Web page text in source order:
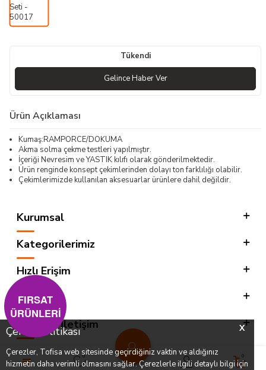
X
Çerez Politikası
Çerezler, Tofisa web sitesinde geçirdiğiniz vaktin ve aldığınız
hizmetin daha verimli olmasını sağlar. Çerezlerle ilgili detaylı bilgi için
0 0
Tükendi
Gelince Haber Ver
Ürün Açıklaması
Kumaş:RAMPORCE/DOKUMA
Akma solma çekme testleri yapılmıştır.
İçeriği Nevresim ve YASTIK kılıfı olarak gönderilmektedir.
Ürün renginde konsept çekimlerinden dolayı ton farklılığı olabilir.
Çekimlerimizde kullanılan aksesuarlar ürünlere dahil değildir.
Kurumsal
Kategorilerimiz
Hızlı Erişim
Sosyal
Adres & İletişim
FIRSAT
ÜRÜNLERİ